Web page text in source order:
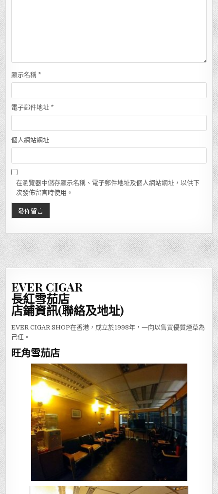
顯示名稱 *
電子郵件地址 *
個人網站網址
在瀏覽器中儲存顯示名稱、電子郵件地址及個人網站網址，以供下
次發佈留言時使用。
EVER CIGAR
長紅雪茄店
店鋪資訊(聯絡及地址)
EVER CIGAR SHOP在香港，成立於1998年，一向以售買優質煙草為
己任。
旺角雪茄店